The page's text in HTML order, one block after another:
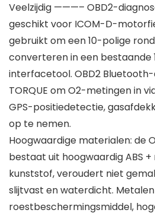
Veelzijdig ———– OBD2-
geschikt voor ICOM-D-
gebruikt om een 10-polige
converteren in een bestaande
interfacetool. OBD2
TORQUE om O2-metingen in
GPS-positiedetectie,
op te nemen.
Hoogwaardige materialen: de
bestaat uit hoogwaardig ABS +
kunststof, veroudert niet
slijtvast en waterdicht. Metalen
roestbeschermingsmiddel,